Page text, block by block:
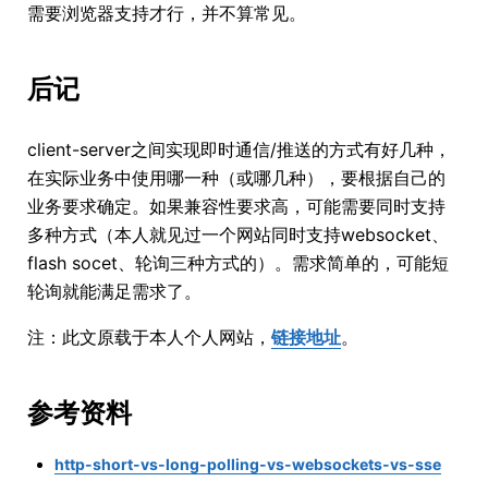
需要浏览器支持才行，并不算常见。
后记
client-server之间实现即时通信/推送的方式有好几种，
在实际业务中使用哪一种（或哪几种），要根据自己的
业务要求确定。如果兼容性要求高，可能需要同时支持
多种方式（本人就见过一个网站同时支持websocket、
flash socet、轮询三种方式的）。需求简单的，可能短
轮询就能满足需求了。
注：此文原载于本人个人网站， 链接地址。
参考资料
http-short-vs-long-polling-vs-websockets-vs-sse